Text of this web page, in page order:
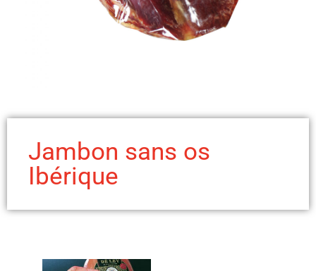
Jambon sans os
Ibérique